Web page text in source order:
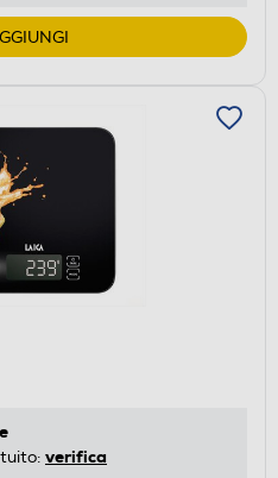
verifica